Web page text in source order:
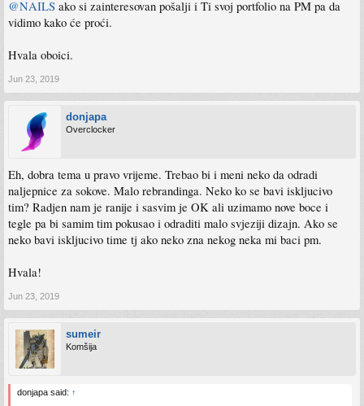
@NAILS ako si zainteresovan pošalji i Ti svoj portfolio na PM pa da
vidimo kako će proći.
Hvala oboici.
Jun 23, 2019
donjapa
Overclocker
Eh, dobra tema u pravo vrijeme. Trebao bi i meni neko da odradi
naljepnice za sokove. Malo rebrandinga. Neko ko se bavi iskljucivo
tim? Radjen nam je ranije i sasvim je OK ali uzimamo nove boce i
tegle pa bi samim tim pokusao i odraditi malo svjeziji dizajn. Ako se
neko bavi iskljucivo time tj ako neko zna nekog neka mi baci pm.
Hvala!
Jun 23, 2019
sumeir
Komšija
donjapa said: ↑